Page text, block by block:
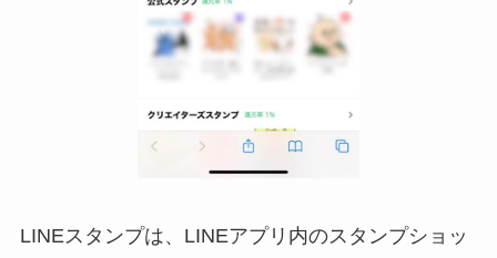
LINEスタンプは、LINEアプリ内のスタンプショッ